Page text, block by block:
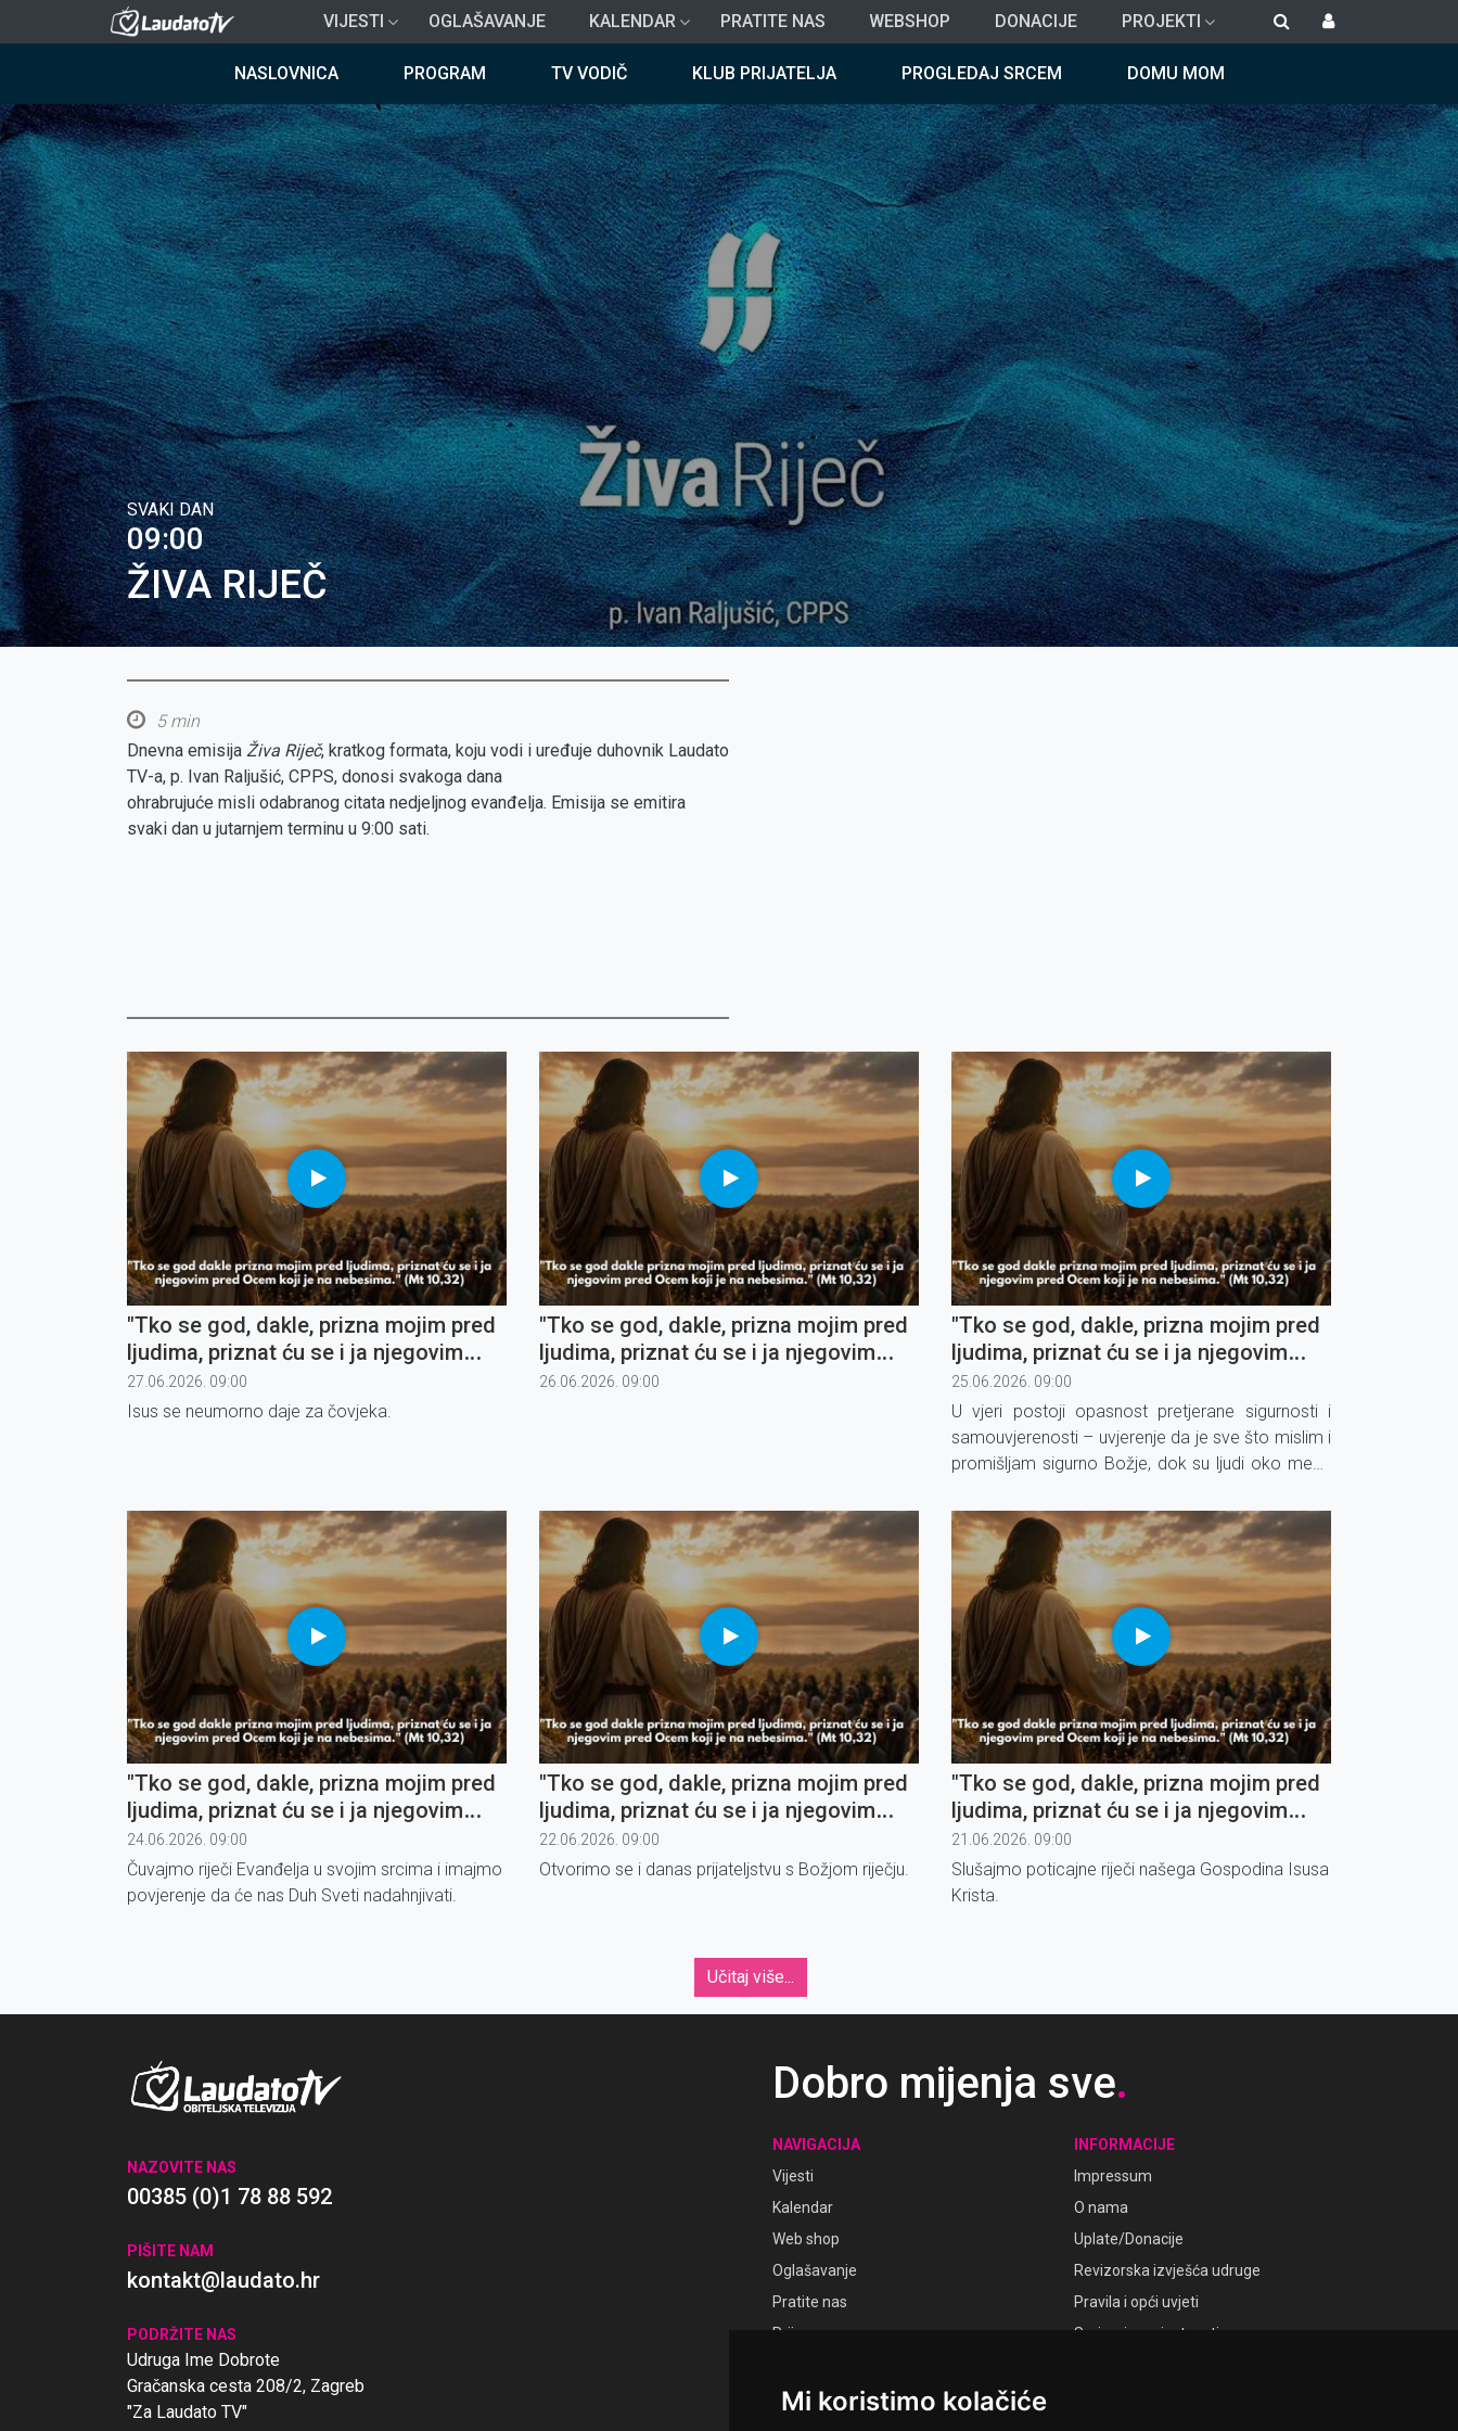
Mi koristimo kolačiće
na
VIJESTI OGLAŠAVANJE KALENDAR PRATITE NAS WEBSHOP DONACIJE PROJEKTI
NASLOVNICA PROGRAM TV VODIČ KLUB PRIJATELJA PROGLEDAJ SRCEM DOMU MOM
SVAKI DAN
09:00
ŽIVA RIJEČ
5 min
Dnevna emisija Živa Riječ, kratkog formata, koju vodi i uređuje duhovnik Laudato
TV-a, p. Ivan Raljušić, CPPS, donosi svakoga dana
ohrabrujuće misli odabranog citata nedjeljnog evanđelja. Emisija se emitira
svaki dan u jutarnjem terminu u 9:00 sati.
"Tko se god, dakle, prizna mojim pred
ljudima, priznat ću se i ja njegovim
pred Ocem koji je na nebesima" (6)
27.06.2026. 09:00
Isus se neumorno daje za čovjeka.
"Tko se god, dakle, prizna mojim pred
ljudima, priznat ću se i ja njegovim
pred Ocem koji je na nebesima" (5)
26.06.2026. 09:00
"Tko se god, dakle, prizna mojim pred
ljudima, priznat ću se i ja njegovim
pred Ocem koji je na nebesima" (4)
25.06.2026. 09:00
U vjeri postoji opasnost pretjerane sigurnosti i
samouvjerenosti – uvjerenje da je sve što mislim i
promišljam sigurno Božje, dok su ljudi oko mene
upadnemo.
"Tko se god, dakle, prizna mojim pred
ljudima, priznat ću se i ja njegovim
pred Ocem koji je na nebesima" (3)
24.06.2026. 09:00
Čuvajmo riječi Evanđelja u svojim srcima i imajmo
povjerenje da će nas Duh Sveti nadahnjivati.
"Tko se god, dakle, prizna mojim pred
ljudima, priznat ću se i ja njegovim
pred Ocem koji je na nebesima" (2)
22.06.2026. 09:00
Otvorimo se i danas prijateljstvu s Božjom riječju.
"Tko se god, dakle, prizna mojim pred
ljudima, priznat ću se i ja njegovim
pred Ocem koji je na nebesima" (1)
21.06.2026. 09:00
Slušajmo poticajne riječi našega Gospodina Isusa
Krista.
Učitaj više...
NAZOVITE NAS
00385 (0)1 78 88 592
PIŠITE NAM
kontakt@laudato.hr
PODRŽITE NAS
Udruga Ime Dobrote
Gračanska cesta 208/2, Zagreb
"Za Laudato TV"
Dobro mijenja sve.
NAVIGACIJA
Vijesti
Kalendar
Web shop
Oglašavanje
Pratite nas
Prijava
INFORMACIJE
Impressum
O nama
Uplate/Donacije
Revizorska izvješća udruge
Pravila i opći uvjeti
Smjernice privatnosti